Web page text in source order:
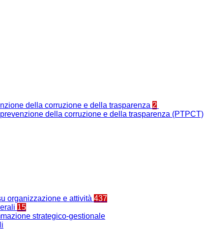
della corruzione e della trasparenza 2
della corruzione e della trasparenza (PTPCT)
organizzazione e attività 437
15
strategico-gestionale